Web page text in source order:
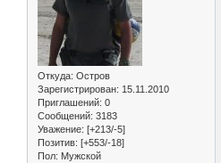
Откуда: Остров
Зарегистрирован: 15.11.2010
Приглашений: 0
Сообщений: 3183
Уважение: [+213/-5]
Позитив: [+553/-18]
Пол: Мужской